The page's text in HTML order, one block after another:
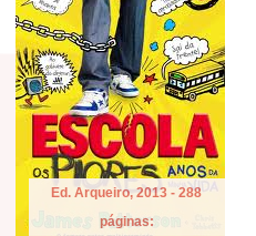
Ed. Arqueiro, 2013 - 288
páginas: